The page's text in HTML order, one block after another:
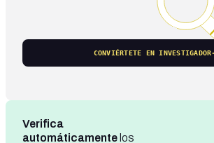
CONVIÉRTETE EN INVESTIGADOR
Verifica
automáticamente los